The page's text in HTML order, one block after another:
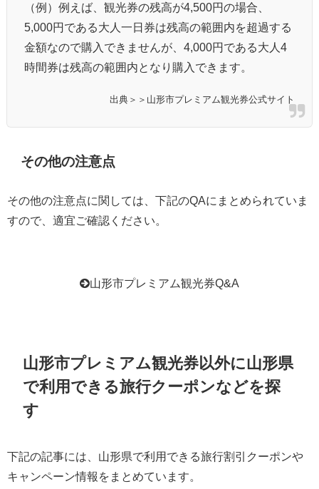
（例）例えば、観光券の残高が4,500円の場合、
5,000円である大人一日券は残高の範囲内を超過する
金額なので購入できませんが、 4,000円である大人 4
時間券は残高の範囲内となり購入できます。
出典＞＞山形市プレミアム観光券公式サイト
その他の注意点
その他の注意点に関しては、下記のQAにまとめられていま
すので、適宜ご確認ください。
山形市プレミアム観光券Q&A
山形市プレミアム観光券以外に山形県
で利用できる旅行クーポンなどを探
す
下記の記事には、山形県で利用できる旅行割引クーポンや
キャンペーン情報をまとめています。